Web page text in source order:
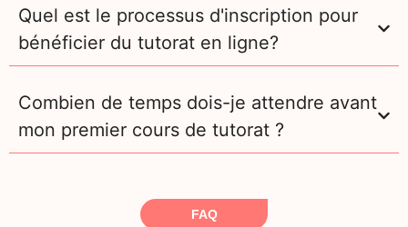
Quel est le processus d'inscription pour
bénéficier du tutorat en ligne?
Combien de temps dois-je attendre avant
mon premier cours de tutorat ?
FAQ